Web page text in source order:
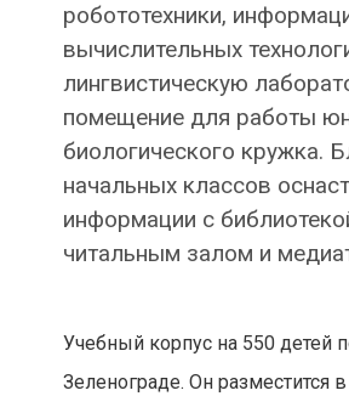
робототехники,
вычислительных
лингвистическую
помещение для работы
биологического кружка.
начальных классов
информации с
читальным залом и
Учебный корпус на 550 детей
Зеленограде. Он разместится